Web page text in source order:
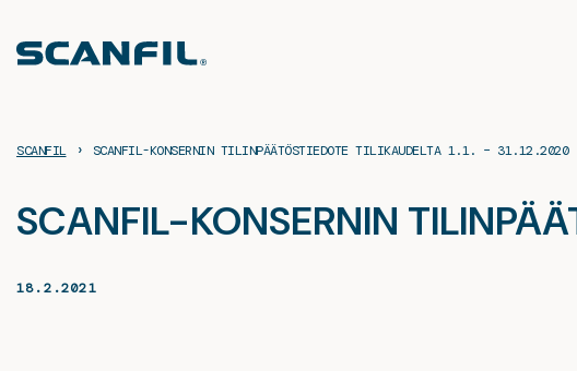
sisältöön
SCANFIL › SCANFIL-KONSERNIN TILINPÄÄTÖSTIEDOTE TILIKAUDELTA 1.1. – 31.12.2020
SCANFIL-KONSERNIN
18.2.2021